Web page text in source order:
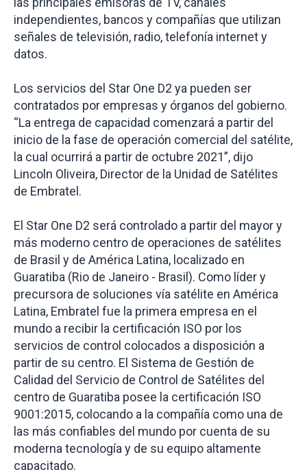
independientes, bancos y compañías que utilizan
señales de televisión, radio, telefonía internet y
datos.
Los servicios del Star One D2 ya pueden ser
contratados por empresas y órganos del gobierno.
“La entrega de capacidad comenzará a partir del
inicio de la fase de operación comercial del satélite,
la cual ocurrirá a partir de octubre 2021”, dijo
Lincoln Oliveira, Director de la Unidad de Satélites
de Embratel.
El Star One D2 será controlado a partir del mayor y
más moderno centro de operaciones de satélites
de Brasil y de América Latina, localizado en
Guaratiba (Rio de Janeiro - Brasil). Como líder y
precursora de soluciones vía satélite en América
Latina, Embratel fue la primera empresa en el
mundo a recibir la certificación ISO por los
servicios de control colocados a disposición a
partir de su centro. El Sistema de Gestión de
Calidad del Servicio de Control de Satélites del
centro de Guaratiba posee la certificación ISO
9001:2015, colocando a la compañía como una de
las más confiables del mundo por cuenta de su
moderna tecnología y de su equipo altamente
capacitado.